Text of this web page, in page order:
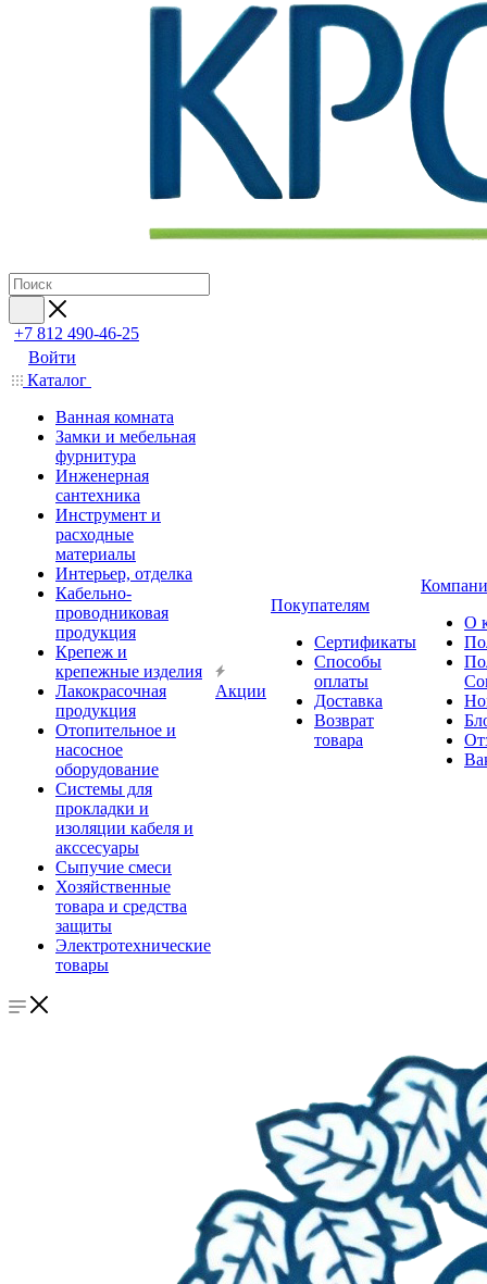
+7 812 490-46-25
Войти
Каталог
Ванная комната
Замки и мебельная
фурнитура
Инженерная
сантехника
Инструмент и
расходные
материалы
Интерьер, отделка
Кабельно-
проводниковая
продукция
Крепеж и
крепежные изделия
Лакокрасочная
продукция
Отопительное и
насосное
оборудование
Системы для
прокладки и
изоляции кабеля и
акссесуары
Сыпучие смеси
Хозяйственные
товара и средства
защиты
Электротехнические
товары
Акции
Покупателям
Сертификаты
Способы
оплаты
Доставка
Возврат
товара
О